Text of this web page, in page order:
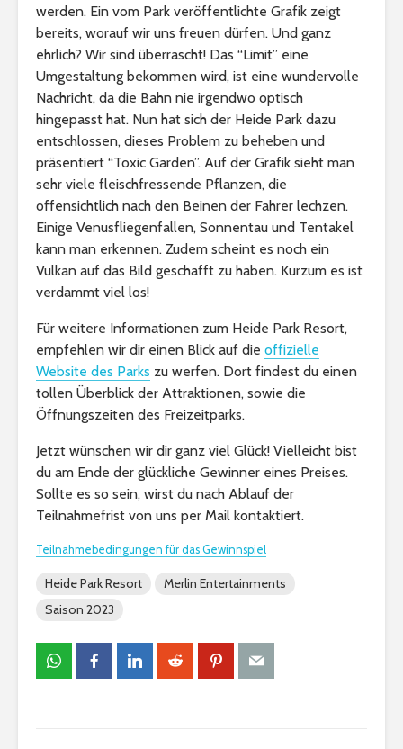
werden. Ein vom Park veröffentlichte Grafik zeigt
bereits, worauf wir uns freuen dürfen. Und ganz
ehrlich? Wir sind überrascht! Das “Limit” eine
Umgestaltung bekommen wird, ist eine wundervolle
Nachricht, da die Bahn nie irgendwo optisch
hingepasst hat. Nun hat sich der Heide Park dazu
entschlossen, dieses Problem zu beheben und
präsentiert “Toxic Garden”. Auf der Grafik sieht man
sehr viele fleischfressende Pflanzen, die
offensichtlich nach den Beinen der Fahrer lechzen.
Einige Venusfliegenfallen, Sonnentau und Tentakel
kann man erkennen. Zudem scheint es noch ein
Vulkan auf das Bild geschafft zu haben. Kurzum es ist
verdammt viel los!
Für weitere Informationen zum Heide Park Resort,
empfehlen wir dir einen Blick auf die offizielle
Website des Parks zu werfen. Dort findest du einen
tollen Überblick der Attraktionen, sowie die
Öffnungszeiten des Freizeitparks.
Jetzt wünschen wir dir ganz viel Glück! Vielleicht bist
du am Ende der glückliche Gewinner eines Preises.
Sollte es so sein, wirst du nach Ablauf der
Teilnahmefrist von uns per Mail kontaktiert.
Teilnahmebedingungen für das Gewinnspiel
Heide Park Resort
Merlin Entertainments
Saison 2023